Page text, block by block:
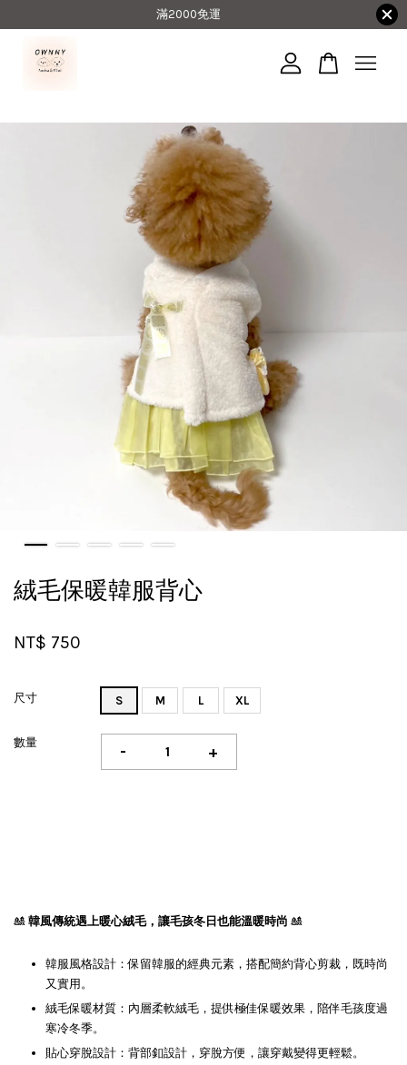
滿2000免運
絨毛保暖韓服背心
NT$ 750
尺寸 S M L XL
數量 - +
🎎 韓風傳統遇上暖心絨毛，讓毛孩冬日也能溫暖時尚 🎎
韓服風格設計：保留韓服的經典元素，搭配簡約背心剪裁，既時尚
又實用。
絨毛保暖材質：內層柔軟絨毛，提供極佳保暖效果，陪伴毛孩度過
寒冷冬季。
貼心穿脫設計：背部釦設計，穿脫方便，讓穿戴變得更輕鬆。
繼續購物